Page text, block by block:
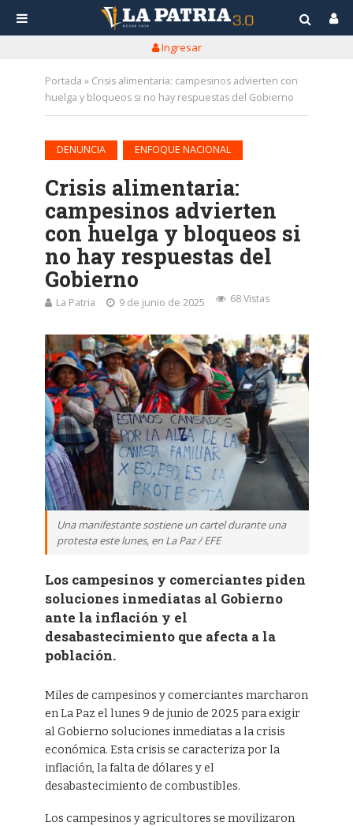
Ingresar
Portada » Crisis alimentaria: campesinos advierten con
huelga y bloqueos si no hay respuestas del Gobierno
DENUNCIA ENFOQUE NACIONAL
Crisis alimentaria:
campesinos advierten
con huelga y bloqueos si
no hay respuestas del
Gobierno
La Patria 9 de junio de 2025 68 Vistas
Una manifestante sostiene un cartel durante una
protesta este lunes, en La Paz / EFE
Los campesinos y comerciantes piden
soluciones inmediatas al Gobierno
ante la inflación y el
desabastecimiento que afecta a la
población.
Miles de campesinos y comerciantes marcharon
en La Paz el lunes 9 de junio de 2025 para exigir
al Gobierno soluciones inmediatas a la crisis
económica. Esta crisis se caracteriza por la
inflación, la falta de dólares y el
desabastecimiento de combustibles.
Los campesinos y agricultores se movilizaron